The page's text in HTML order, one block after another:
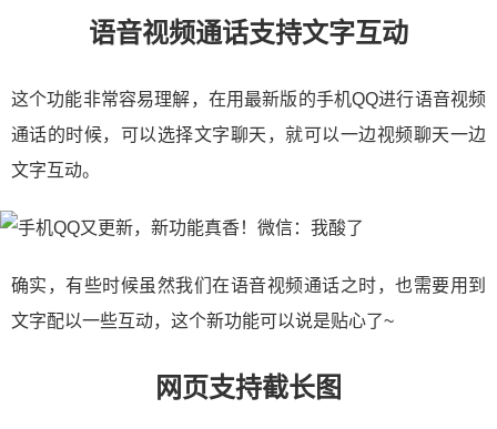
语音视频通话支持文字互动
这个功能非常容易理解，在用最新版的手机QQ进行语音视频
通话的时候，可以选择文字聊天，就可以一边视频聊天一边
文字互动。
确实，有些时候虽然我们在语音视频通话之时，也需要用到
文字配以一些互动，这个新功能可以说是贴心了~
网页支持截长图